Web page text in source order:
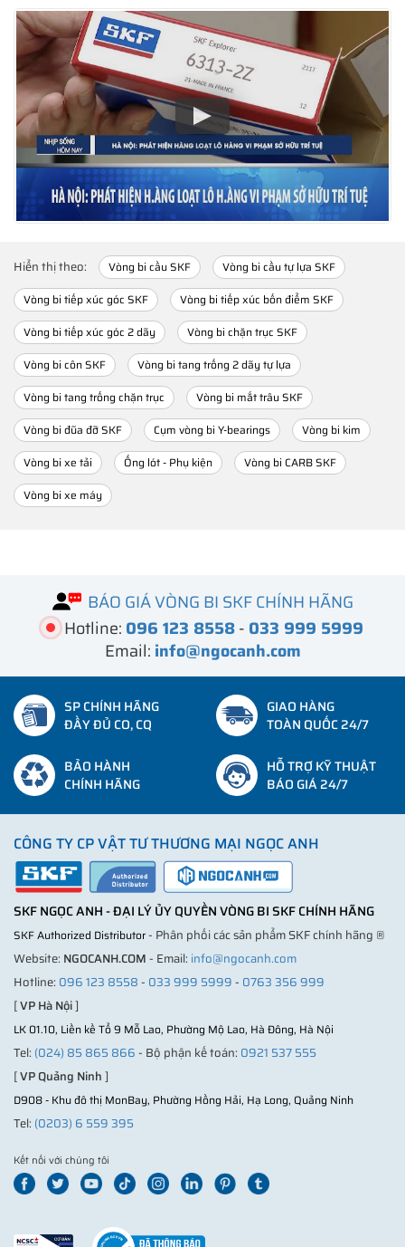
Hiển thị theo: Vòng bi cầu SKF
Vòng bi cầu tự lựa SKF
Vòng bi tiếp xúc góc SKF
Vòng bi tiếp xúc bốn điểm SKF
Vòng bi tiếp xúc góc 2 dãy
Vòng bi chặn trục SKF
Vòng bi côn SKF
Vòng bi tang trống 2 dãy tự lựa
Vòng bi tang trống chặn trục
Vòng bi mắt trâu SKF
Vòng bi đũa đỡ SKF
Cụm vòng bi Y-bearings
Vòng bi kim
Vòng bi xe tải
Ống lót - Phụ kiện
Vòng bi CARB SKF
Vòng bi xe máy
BÁO GIÁ VÒNG BI SKF CHÍNH HÃNG
Hotline: 096 123 8558- 033 999 5999
Email: info@ngocanh.com
SP CHÍNH HÃNG
ĐẦY ĐỦ CO, CQ
GIAO HÀNG
TOÀN QUỐC 24/7
BẢO HÀNH
CHÍNH HÃNG
HỖ TRỢ KỸ THUẬT
BÁO GIÁ 24/7
CÔNG TY CP VẬT TƯ THƯƠNG MẠI NGỌC ANH
SKF NGỌC ANH - ĐẠI LÝ ỦY QUYỀN VÒNG BI SKF CHÍNH HÃNG
SKF Authorized Distributor- Phân phối các sản phẩm SKF chính hãng ®
Website: NGOCANH.COM- Email: info@ngocanh.com
Hotline: 096 123 8558- 033 999 5999- 0763 356 999
[VP Hà Nội]
LK 01.10, Liền kề Tổ 9 Mỗ Lao, Phường Mộ Lao, Hà Đông, Hà Nội
Tel: (024) 85 865 866- Bộ phận kế toán: 0921 537 555
[VP Quảng Ninh]
D908 - Khu đô thị MonBay, Phường Hồng Hải, Hạ Long, Quảng Ninh
Tel: (0203) 6 559 395
Kết nối với chúng tôi